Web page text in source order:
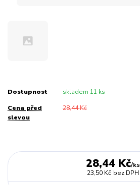
Dostupnost skladem 11 ks
Cena před
slevou
28,44 Kč
28,44 Kč/ks
23,50 Kč bez DPH